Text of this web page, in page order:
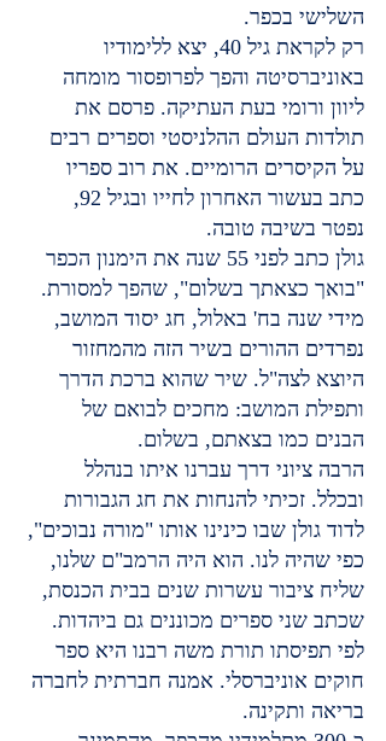
השלישי בכפר.
רק לקראת גיל 40, יצא ללימודיו
באוניברסיטה והפך לפרופסור מומחה
ליוון ורומי בעת העתיקה. פרסם את
תולדות העולם ההלניסטי וספרים רבים
על הקיסרים הרומיים. את רוב ספריו
כתב בעשור האחרון לחייו ובגיל 92,
נפטר בשיבה טובה.
גולן כתב לפני 55 שנה את הימנון הכפר
"בואך כצאתך בשלום", שהפך למסורת.
מידי שנה בח' באלול, חג יסוד המושב,
נפרדים ההורים בשיר הזה מהמחזור
היוצא לצה"ל. שיר שהוא ברכת הדרך
ותפילת המושב: מחכים לבואם של
הבנים כמו בצאתם, בשלום.
הרבה ציוני דרך עברנו איתו בנהלל
ובכלל. זכיתי להנחות את חג הגבורות
לדוד גולן שבו כינינו אותו "מורה נבוכים",
כפי שהיה לנו. הוא היה הרמב"ם שלנו,
שליח ציבור עשרות שנים בבית הכנסת,
שכתב שני ספרים מכוננים גם ביהדות.
לפי תפיסתו תורת משה רבנו היא ספר
חוקים אוניברסלי. אמנה חברתית לחברה
בריאה ותקינה.